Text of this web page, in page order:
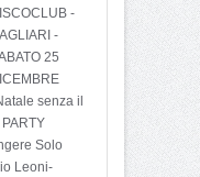
-
-
25
senza il
Solo
Leoni-